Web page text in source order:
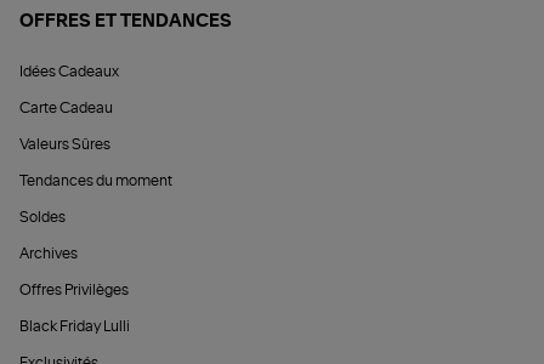
OFFRES ET TENDANCES
Idées Cadeaux
Carte Cadeau
Valeurs Sûres
Tendances du moment
Soldes
Archives
Offres Privilèges
Black Friday Lulli